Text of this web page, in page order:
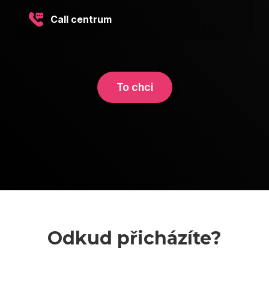
Call centrum
To chci
Odkud přicházíte?